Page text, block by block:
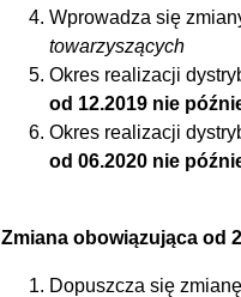
Wprowadza się
towarzyszących
Okres realizacji
od 12.2019 nie
Okres realizacji
od 06.2020 nie
Zmiana obowiązująca od
Dopuszcza się